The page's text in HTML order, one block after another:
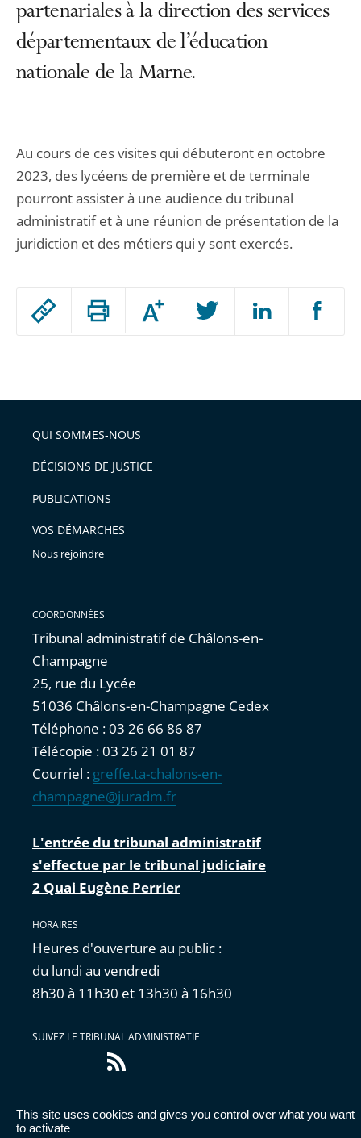
This site uses cookies and gives you control over what you want
to activate
Passer
arriver
après
Augmenter
ou
l'article
pour
avant
partenariales à la direction des services
départementaux de l’éducation
nationale de la Marne.
Au cours de ces visites qui débuteront en octobre
2023, des lycéens de première et de terminale
pourront assister à une audience du tribunal
administratif et à une réunion de présentation de la
juridiction et des métiers qui y sont exercés.
QUI SOMMES-NOUS
DÉCISIONS DE JUSTICE
PUBLICATIONS
VOS DÉMARCHES
Nous rejoindre
COORDONNÉES
Tribunal administratif de Châlons-en-
Champagne
25, rue du Lycée
51036 Châlons-en-Champagne Cedex
Téléphone : 03 26 66 86 87
Télécopie : 03 26 21 01 87
Courriel : greffe.ta-chalons-en-
champagne@juradm.fr
L'entrée du tribunal administratif
s'effectue par le tribunal judiciaire
2 Quai Eugène Perrier
HORAIRES
Heures d'ouverture au public :
du lundi au vendredi
8h30 à 11h30 et 13h30 à 16h30
SUIVEZ LE TRIBUNAL ADMINISTRATIF
Flux
RSS
Accessibilité : partiellement conforme